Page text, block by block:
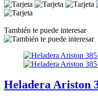
También te puede interesar
Heladera Ariston